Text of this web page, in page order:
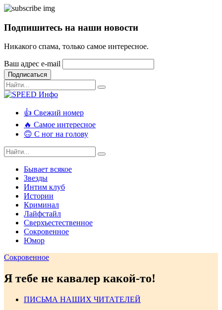
Подпишитесь на наши новости
Никакого спама, только самое интересное.
Ваш адрес e-mail
Подписаться
👍 Свежий номер
🔥 Самое интересное
🙃 С ног на голову
Бывает всякое
Звезды
Интим клуб
Истории
Криминал
Лайфстайл
Сверхъестественное
Сокровенное
Юмор
Сокровенное
Я тебе не кавалер какой-то!
ПИСЬМА НАШИХ ЧИТАТЕЛЕЙ